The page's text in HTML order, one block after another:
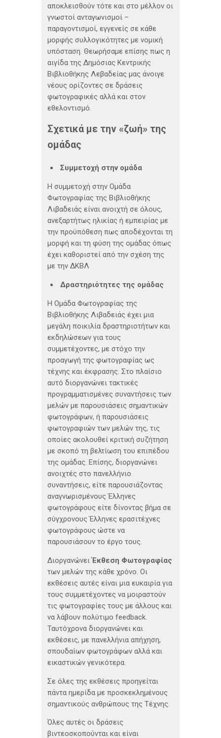
αποκλεισθούν τότε και στο μέλλον οι
γνωστοί ανταγωνισμοί –
παραγοντισμοί, εγγενείς σε κάθε
μορφής συλλογικότητες με νομική
υπόσταση. Θεωρήσαμε επίσης πως η
αιγίδα της Δημόσιας Κεντρικής
Βιβλιοθήκης Λεβαδείας μας άνοιγε
νέους ορίζοντες σε δράσεις
φωτογραφικές αλλά και στον
εθελοντισμό.
Σχετικά με την «ζωή» της
ομάδας
Συμμετοχή στην ομάδα
Η συμμετοχή στην Ομάδα
Φωτογραφίας της Βιβλιοθήκης
Λιβαδειάς είναι ανοιχτή σε όλους,
ανεξαρτήτως ηλικίας ή εμπειρίας με
την προϋπόθεση πως αποδέχονται τη
μορφή και τη φύση της ομάδας όπως
έχει καθοριστεί από την σχέση της
με την ΔΚΒΛ
Δραστηριότητες της ομάδας
Η Ομάδα Φωτογραφίας της
Βιβλιοθήκης Λιβαδειάς έχει μια
μεγάλη ποικιλία δραστηριοτήτων και
εκδηλώσεων για τους
συμμετέχοντες, με στόχο την
προαγωγή της φωτογραφίας ως
τέχνης και έκφρασης. Στο πλαίσιο
αυτό διοργανώνει τακτικές
προγραμματισμένες συναντήσεις των
μελών με παρουσιάσεις σημαντικών
φωτογράφων, ή παρουσιάσεις
φωτογραφιών των μελών της, τις
οποίες ακολουθεί κριτική συζήτηση
με σκοπό τη βελτίωση του επιπέδου
της ομάδας. Επίσης, διοργανώνει
ανοιχτές στο πανελλήνιο
συναντήσεις, είτε παρουσιάζοντας
αναγνωρισμένους Έλληνες
φωτογράφους είτε δίνοντας βήμα σε
σύγχρονους Έλληνες ερασιτέχνες
φωτογράφους ώστε να
παρουσιάσουν το έργο τους.
ΔιοργανώνειΈκθεση Φωτογραφίας
των μελών της κάθε χρόνο. Οι
εκθέσεις αυτές είναι μια ευκαιρία για
τους συμμετέχοντες να μοιραστούν
τις φωτογραφίες τους με άλλους και
να λάβουν πολύτιμο feedback.
Ταυτόχρονα διοργανώνει και
εκθέσεις, με πανελλήνια απήχηση,
σπουδαίων φωτογράφων αλλά και
εικαστικών γενικότερα.
Σε όλες της εκθέσεις προηγείται
πάντα ημερίδα με προσκεκλημένους
σημαντικούς ανθρώπους της Τέχνης.
Όλες αυτές οι δράσεις
βιντεοσκοπούνται και είναι